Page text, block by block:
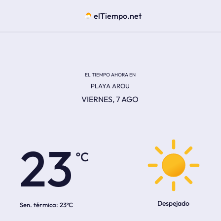
elTiempo.net
EL TIEMPO AHORA EN
PLAYA AROU
VIERNES, 7 AGO
23
Sen. térmica: 23ºC Despejado